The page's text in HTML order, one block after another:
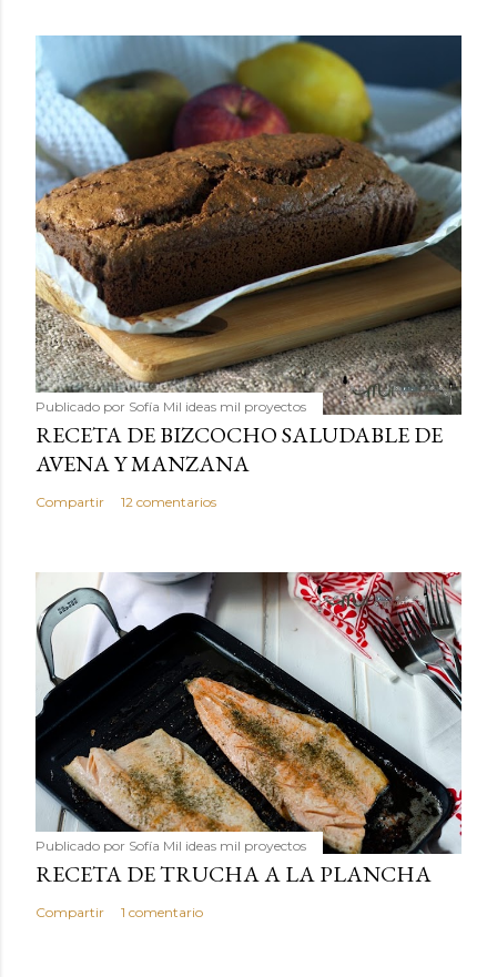
Publicado por Sofía Mil ideas mil proyectos
RECETA DE BIZCOCHO SALUDABLE DE
AVENA Y MANZANA
Compartir 12 comentarios
Publicado por Sofía Mil ideas mil proyectos
RECETA DE TRUCHA A LA PLANCHA
Compartir 1 comentario